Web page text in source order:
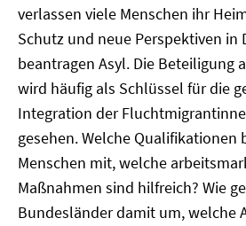
verlassen viele Menschen ihr
Schutz und neue Perspektiven in
beantragen Asyl. Die Beteiligung
wird häufig als Schlüssel für die
Integration der
gesehen. Welche Qualifikationen
Menschen mit, welche
Maßnahmen sind hilfreich? Wie
Bundesländer damit um, welche